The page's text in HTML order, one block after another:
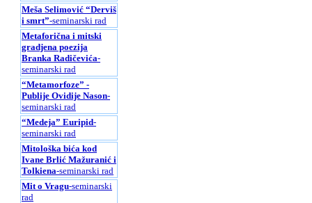
Meša Selimović “Derviš
i smrt”-seminarski rad
Metaforična i mitski
gradjena poezija
Branka Radičevića-
seminarski rad
“Metamorfoze” -
Publije Ovidije Nason-
seminarski rad
“Medeja” Euripid-
seminarski rad
Mitološka bića kod
Ivane Brlić Mažuranić i
Tolkiena-seminarski rad
Mit o Vragu-seminarski
rad